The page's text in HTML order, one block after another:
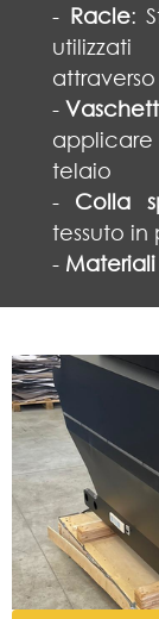
- Racle:
-
applicare
telaio
- Colla
tessuto in
-